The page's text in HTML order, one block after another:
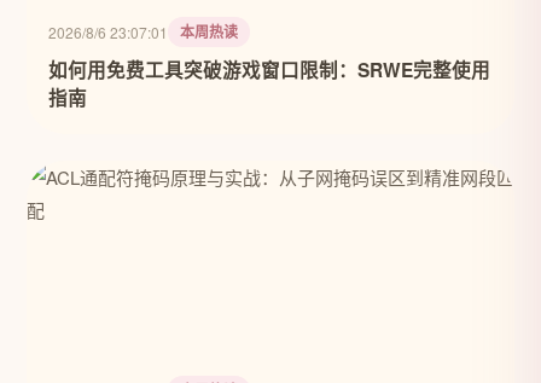
2026/8/6 23:07:01 本周热读
如何用免费工具突破游戏窗口限制：SRWE完整使用
指南